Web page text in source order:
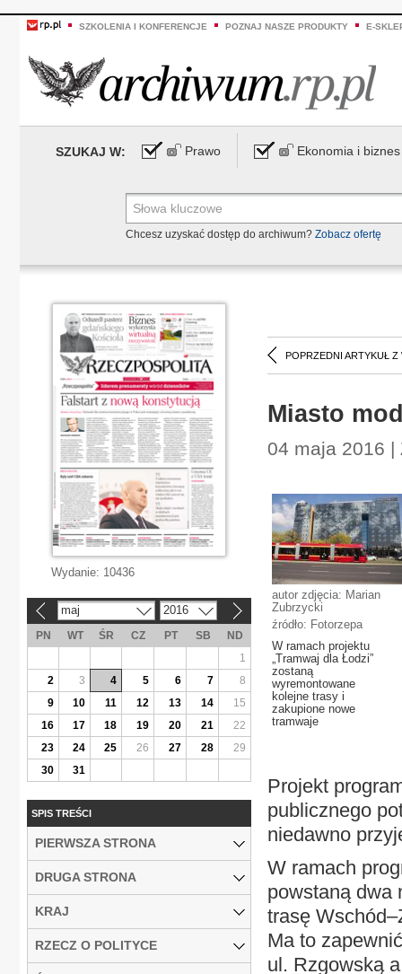
SZKOLENIA I KONFERENCJE POZNAJ NASZE PRODUKTY E-
SZUKAJ W: Prawo Ekonomia i biznes
Chcesz uzyskać dostęp do archiwum? Zobacz ofertę
POPRZEDNI ARTYKUŁ Z
Miasto
04 maja 2016
autor zdjęcia: Marian
Zubrzycki
źródło: Fotorzepa
W ramach projektu
„Tramwaj dla Łodzi”
zostaną
wyremontowane
kolejne trasy i
zakupione nowe
tramwaje
Projekt
publicznego
niedawno
W ramach
powstaną dwa
trasę
Ma to
ul. Rzgowską
Wydanie: 10436
maj 2016
PN WT ŚR CZ PT SB
ND
1
2
3 4 5 6 7
8
9
10 11 12 13 14
15
16
17 18 19 20 21
22
23
24 25 26 27 28
29
30
31
SPIS TREŚCI
PIERWSZA STRONA
DRUGA STRONA
KRAJ
RZECZ O POLITYCE